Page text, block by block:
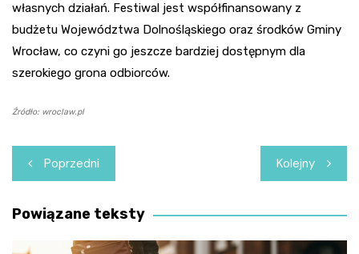
własnych działań. Festiwal jest współfinansowany z
budżetu Województwa Dolnośląskiego oraz środków Gminy
Wrocław, co czyni go jeszcze bardziej dostępnym dla
szerokiego grona odbiorców.
Źródło: wroclaw.pl
Nawigacja
wpisu
Poprzedni Kolejny
Powiązane teksty